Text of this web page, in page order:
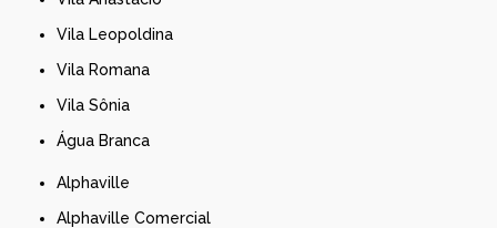
Vila Leopoldina
Vila Romana
Vila Sônia
Água Branca
Alphaville
Alphaville Comercial